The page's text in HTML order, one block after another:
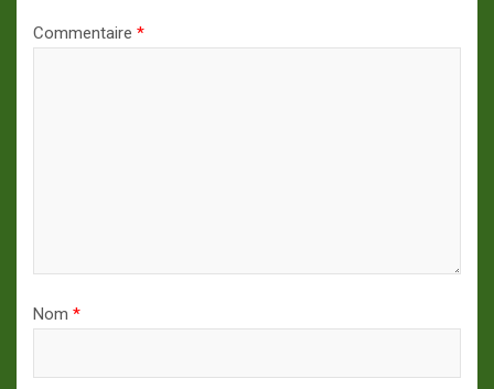
Commentaire *
Nom *